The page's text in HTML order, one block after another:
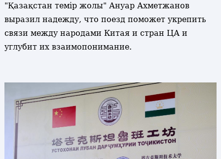
"Қазақстан темір жолы" Ануар Ахметжанов
выразил надежду, что поезд поможет укрепить
связи между народами Китая и стран ЦА и
углубит их взаимопонимание.